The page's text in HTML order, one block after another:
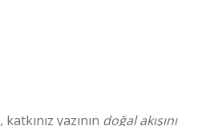
yazının doğal akışını